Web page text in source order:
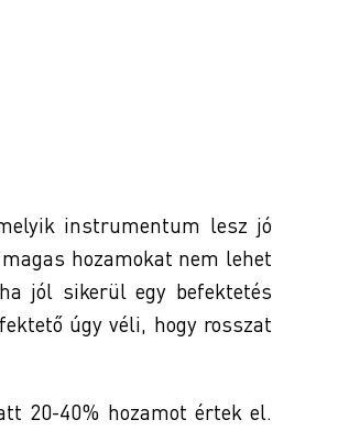
instrumentum lesz jó
hozamokat nem lehet
jól sikerül egy befektetés
úgy véli, hogy rosszat
20-40% hozamot értek el.